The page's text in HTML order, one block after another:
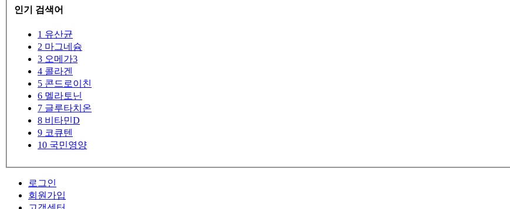
인기 검색어
1 유산균
2 마그네슘
3 오메가3
4 콜라겐
5 콘드로이친
6 멜라토닌
7 글루타치온
8 비타민D
9 코큐텐
10 국민영양
로그인
회원가입